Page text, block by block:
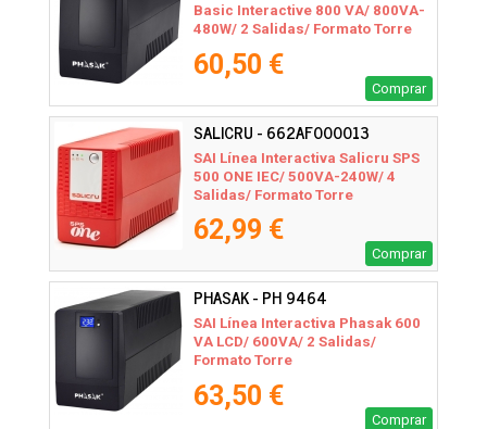
Basic Interactive 800 VA/ 800VA-
480W/ 2 Salidas/ Formato Torre
60,50 €
Comprar
SALICRU - 662AF000013
SAI Línea Interactiva Salicru SPS
500 ONE IEC/ 500VA-240W/ 4
Salidas/ Formato Torre
62,99 €
Comprar
PHASAK - PH 9464
SAI Línea Interactiva Phasak 600
VA LCD/ 600VA/ 2 Salidas/
Formato Torre
63,50 €
Comprar